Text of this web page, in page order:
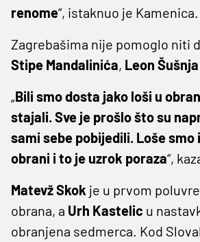
renome“, istaknuo je Kamenica.
Zagrebašima nije pomoglo niti
Stipe Mandalinića, Leon Šušnja
„Bili smo dosta jako loši u
stajali. Sve je prošlo što su
sami sebe pobijedili. Loše smo
obrani i to je uzrok poraza“,
Matevž Skok je u prvom
obrana, a Urh Kastelic u
obranjena sedmerca. Kod